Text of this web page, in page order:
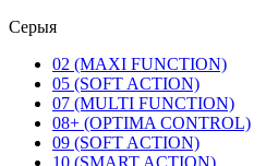
Серыя
02 (MAXI FUNCTION)
05 (SOFT ACTION)
07 (MULTI FUNCTION)
08+ (OPTIMA CONTROL)
09 (SOFT ACTION)
10 (SMART ACTION)